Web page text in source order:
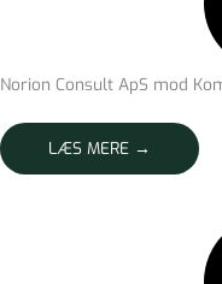
Norion Consult ApS mod
LÆS MERE →